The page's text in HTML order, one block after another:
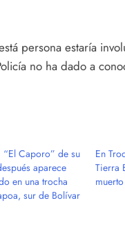
persona estaría
no ha dado a
“El Caporo” de su
aparece
en una trocha
sur de Bolívar
En
Tierra